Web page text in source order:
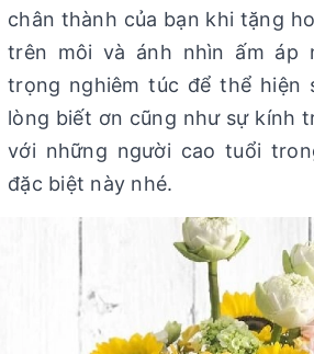
chân thành của bạn khi tặng
trên môi và ánh nhìn ấm áp
trọng nghiêm túc để thể hiện
lòng biết ơn cũng như sự kính
với những người cao tuổi
đặc biệt này nhé.